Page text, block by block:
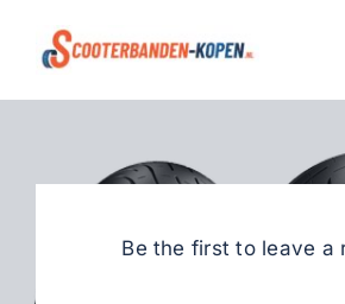
Be the first to leave a